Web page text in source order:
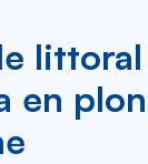
en